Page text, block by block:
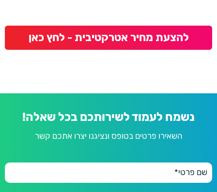
להצעת מחיר אטרקטיבית - לחץ כאן
נשמח לעמוד לשירותכם בכל שאלה!
השאירו פרטים בטופס ונציגנו יצרו אתכם קשר